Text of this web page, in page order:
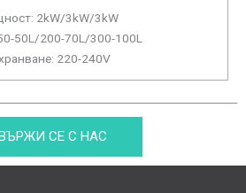
2kW/3kW/3kW
50L/200-70L/300-100L
220-240V
СЕ С НАС